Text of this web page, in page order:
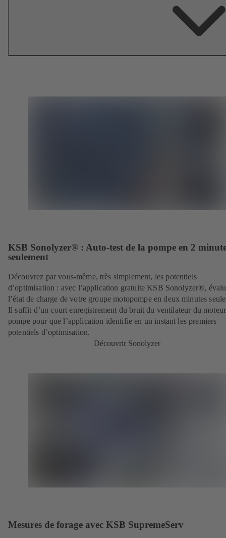
KSB Sonolyzer® : Auto-test de la pompe en 2
seulement
Découvrez par vous-même, très simplement, les potentiels
d’optimisation : avec l’application gratuite KSB Sonolyzer®,
l’état de charge de votre groupe motopompe en deux minutes
Il suffit d’un court enregistrement du bruit du ventilateur du
pompe pour que l’application identifie en un instant les premiers
potentiels d’optimisation.
Découvrir Sonolyzer
Mesures de forage avec KSB SupremeServ